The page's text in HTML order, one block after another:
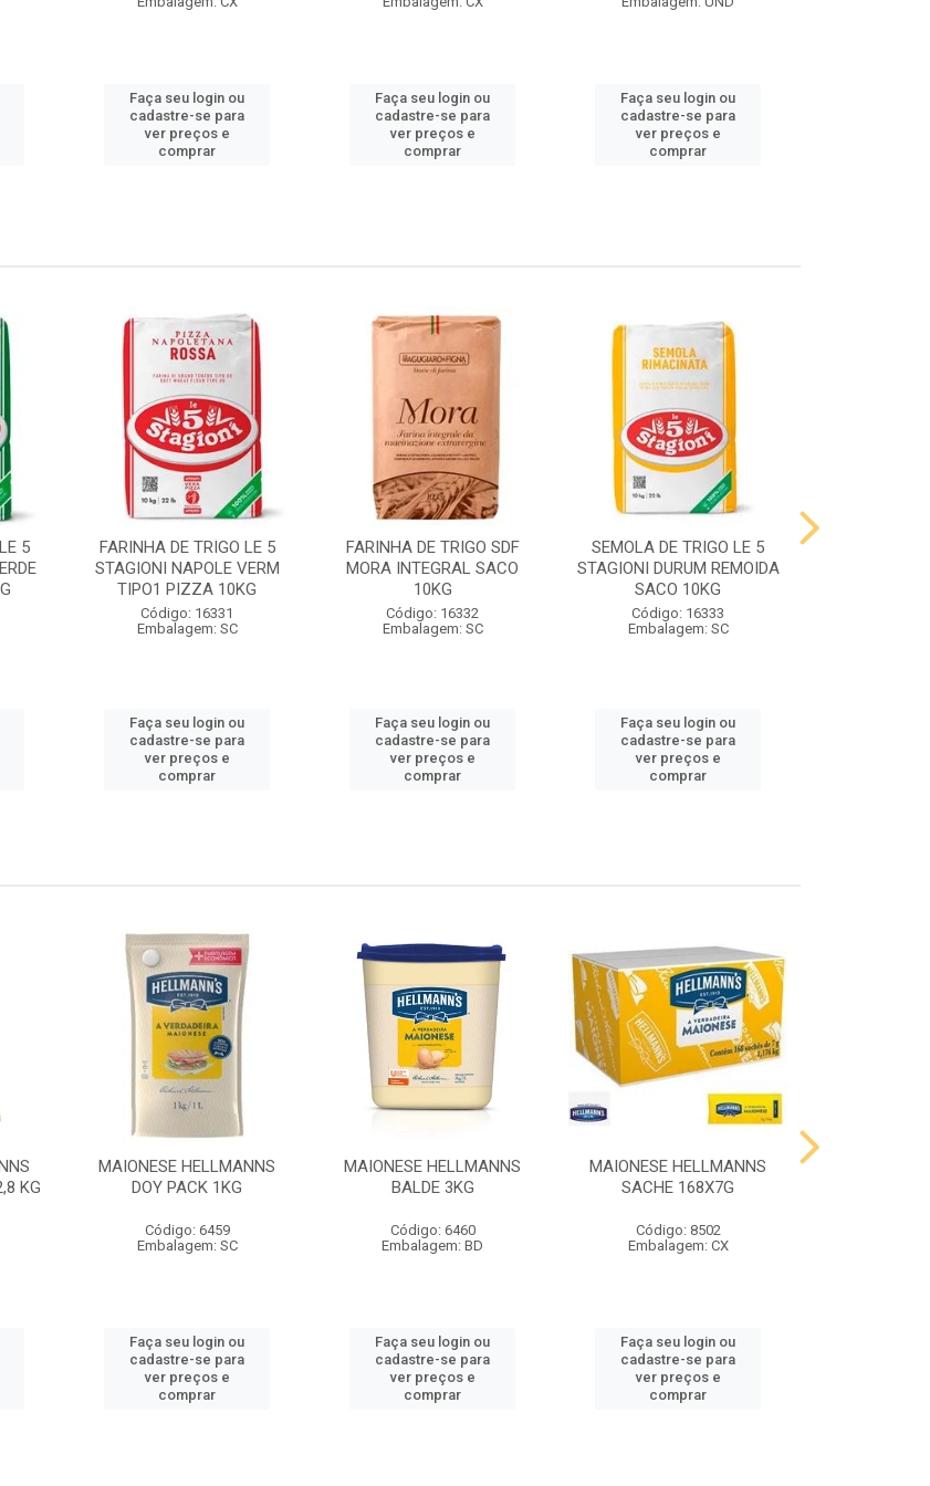
Faça seu login ou
cadastre-se para
ver preços e
comprar
Faça seu login ou
cadastre-se para
ver preços e
comprar
Faça seu login ou
cadastre-se para
ver preços e
comprar
5
FARINHA DE TRIGO LE 5
STAGIONI NAPOLE VERM
TIPO1 PIZZA 10KG
Código: 16331
Embalagem: SC
Faça seu login ou
cadastre-se para
ver preços e
comprar
FARINHA DE TRIGO SDF
MORA INTEGRAL SACO
10KG
Código: 16332
Embalagem: SC
Faça seu login ou
cadastre-se para
ver preços e
comprar
SEMOLA DE TRIGO LE 5
STAGIONI DURUM REMOIDA
SACO 10KG
Código: 16333
Embalagem: SC
Faça seu login ou
cadastre-se para
ver preços e
comprar
KG
MAIONESE HELLMANNS
DOY PACK 1KG
Código: 6459
Embalagem: SC
Faça seu login ou
cadastre-se para
ver preços e
comprar
MAIONESE HELLMANNS
BALDE 3KG
Código: 6460
Embalagem: BD
Faça seu login ou
cadastre-se para
ver preços e
comprar
MAIONESE HELLMANNS
SACHE 168X7G
Código: 8502
Embalagem: CX
Faça seu login ou
cadastre-se para
ver preços e
comprar